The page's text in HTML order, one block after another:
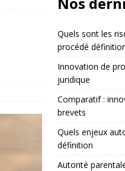
Quels sont les
procédé
Innovation de
juridique
Comparatif :
brevets
Quels enjeux
définition
Autorité